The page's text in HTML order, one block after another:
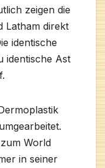
zeigen die
Latham direkt
identische
identische Ast
World
in seiner